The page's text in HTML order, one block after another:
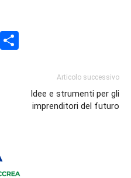
Telegram
Articolo successivo
Idee e strumenti per gli
imprenditori del futuro